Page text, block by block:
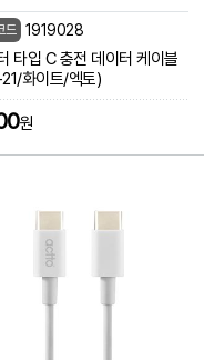
드 1919028
타입 C 충전 데이터 케이블
화이트/엑토)
원